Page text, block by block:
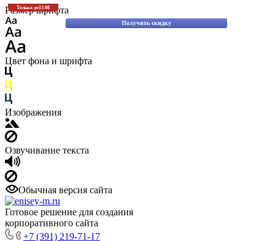
Только до13.08
Получить скидку
Размер шрифта
Цвет фона и шрифта
Изображения
Озвучивание текста
Обычная версия сайта
Готовое решение для создания
корпоративного сайта
+7 (391) 219-71-17